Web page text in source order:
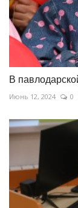
В
Июнь 12, 2024 0